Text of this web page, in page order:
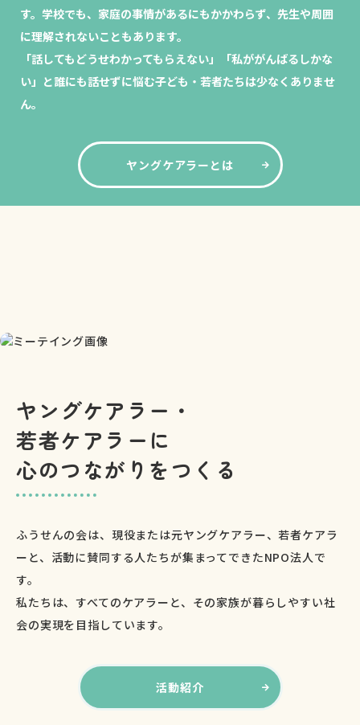
す。 学校でも、家庭の事情があるにもかかわらず、先生や周囲
に理解されないこともあります。
「話してもどうせわかってもらえない」「私ががんばるしかな
い」と誰にも話せずに悩む子ども・若者たちは少なくありませ
ん。
ヤングケアラーとは
ヤングケアラー・
若者ケアラーに
心のつながりをつくる
ふうせんの会は、現役または元ヤングケアラー、若者ケアラ
ーと、活動に賛同する人たちが集まってできたNPO法人で
す。
私たちは、すべてのケアラーと、その家族が暮らしやすい社
会の実現を目指しています。
活動紹介